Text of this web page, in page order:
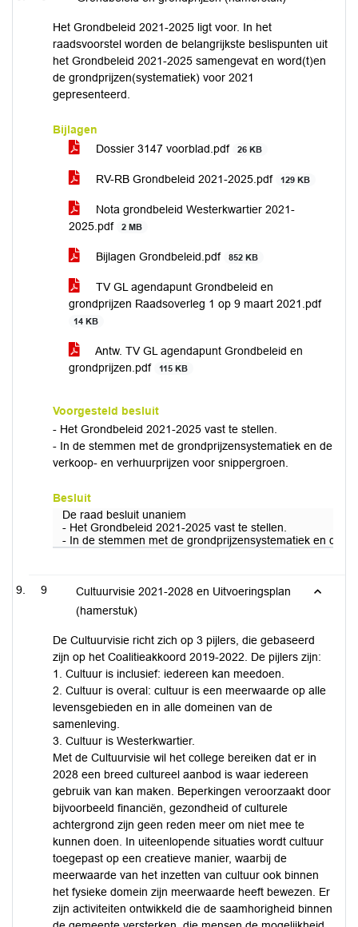
Het Grondbeleid 2021-2025 ligt voor. In het
raadsvoorstel worden de belangrijkste beslispunten uit
het Grondbeleid 2021-2025 samengevat en word(t)en
de grondprijzen(systematiek) voor 2021
gepresenteerd.
Bijlagen
Dossier 3147 voorblad.pdf
26 KB
RV-RB Grondbeleid 2021-2025.pdf 129 KB
Nota grondbeleid Westerkwartier 2021-
2025.pdf
2 MB
Bijlagen Grondbeleid.pdf 852 KB
TV GL agendapunt Grondbeleid en
grondprijzen Raadsoverleg 1 op 9 maart 2021.pdf
14 KB
Antw. TV GL agendapunt Grondbeleid en
grondprijzen.pdf
115 KB
Voorgesteld besluit
- Het Grondbeleid 2021-2025 vast te stellen.
- In de stemmen met de grondprijzensystematiek en de
verkoop- en verhuurprijzen voor snippergroen.
Besluit
De raad besluit unaniem
- Het Grondbeleid 2021-2025 vast te stellen.
- In de stemmen met de grondprijzensystematiek en de
9
Cultuurvisie 2021-2028 en Uitvoeringsplan
(hamerstuk)
De Cultuurvisie richt zich op 3 pijlers, die gebaseerd
zijn op het Coalitieakkoord 2019-2022. De pijlers zijn:
1. Cultuur is inclusief: iedereen kan meedoen.
2. Cultuur is overal: cultuur is een meerwaarde op alle
levensgebieden en in alle domeinen van de
samenleving.
3. Cultuur is Westerkwartier.
Met de Cultuurvisie wil het college bereiken dat er in
2028 een breed cultureel aanbod is waar iedereen
gebruik van kan maken. Beperkingen veroorzaakt door
bijvoorbeeld financiën, gezondheid of culturele
achtergrond zijn geen reden meer om niet mee te
kunnen doen. In uiteenlopende situaties wordt cultuur
toegepast op een creatieve manier, waarbij de
meerwaarde van het inzetten van cultuur ook binnen
het fysieke domein zijn meerwaarde heeft bewezen. Er
zijn activiteiten ontwikkeld die de saamhorigheid binnen